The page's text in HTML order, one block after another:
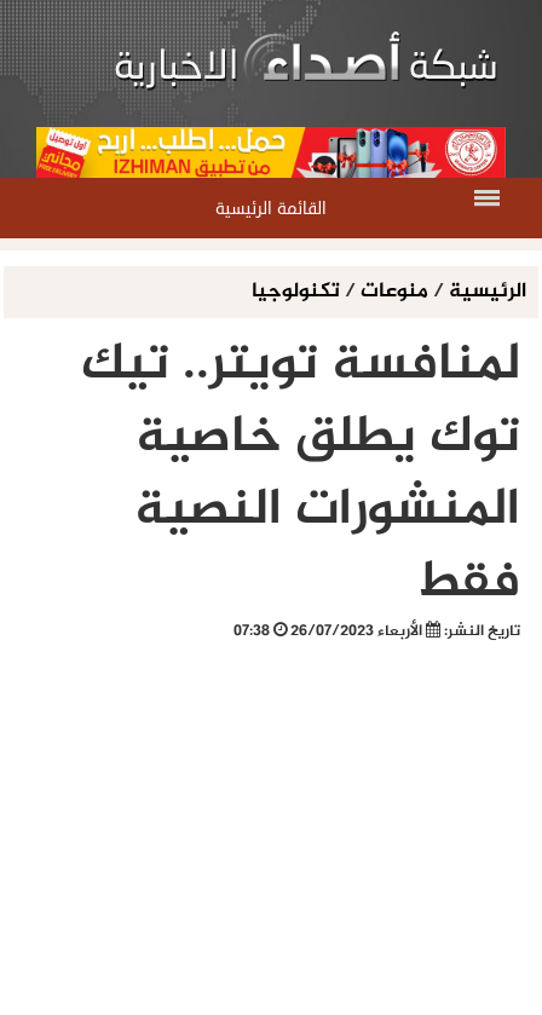
القائمة الرئيسية
الرئيسية/ منوعات/تكنولوجيا
لمنافسة تويتر.. تيك
توك يطلق خاصية
المنشورات النصية
فقط
تاريخ النشر: الأربعاء 26/07/2023